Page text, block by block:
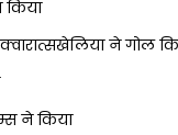
किया
ने गोल
ने किया